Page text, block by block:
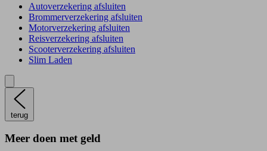
Autoverzekering afsluiten
Brommerverzekering afsluiten
Motorverzekering afsluiten
Reisverzekering afsluiten
Scooterverzekering afsluiten
Slim Laden
terug
Meer doen met geld